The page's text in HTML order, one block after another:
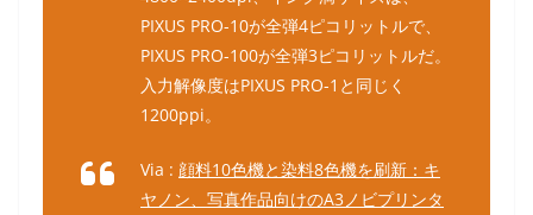
PIXUS PRO-10が全弾4ピコリットルで、
PIXUS PRO-100が全弾3ピコリットルだ。
入力解像度はPIXUS PRO-1と同じく
1200ppi。
Via : 顔料10色機と染料8色機を刷新：キ
ヤノン、写真作品向けのA3ノビプリンタ